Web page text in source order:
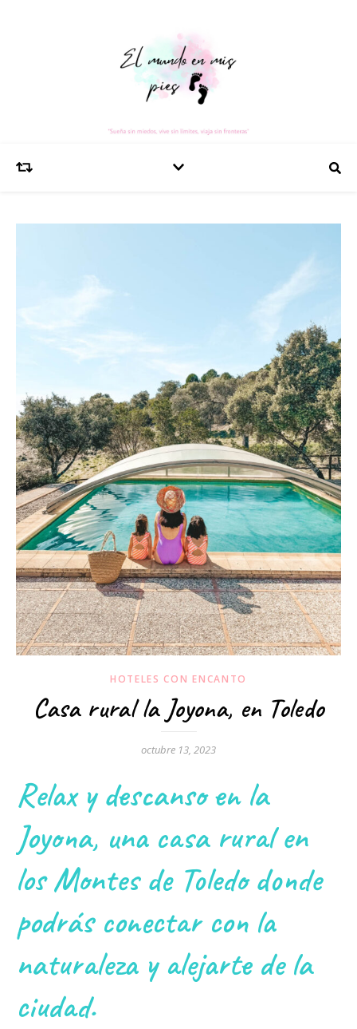
HOTELES CON ENCANTO
Casa rural la Joyona, en Toledo
octubre 13, 2023
Relax y descanso en la
Joyona, una casa rural en
los Montes de Toledo donde
podrás conectar con la
naturaleza y alejarte de la
ciudad.